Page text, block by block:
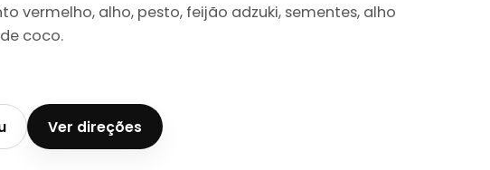
vermelho, alho, pesto, feijão adzuki, sementes, alho
coco.
Ver direções